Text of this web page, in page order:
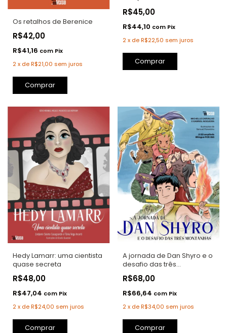
Os retalhos de Berenice
R$42,00
R$41,16 com Pix
2x deR$21,00 sem juros
Comprar
R$45,00
R$44,10 com Pix
2 x deR$22,50 sem juros
Comprar
Hedy Lamarr: uma cientista
quase secreta
R$48,00
R$47,04 com Pix
2x deR$24,00 sem juros
Comprar
A jornada de Dan Shyro e o
desafio das três
montanhas 2 ED
R$68,00
R$66,64 com Pix
2 x deR$34,00 sem juros
Comprar